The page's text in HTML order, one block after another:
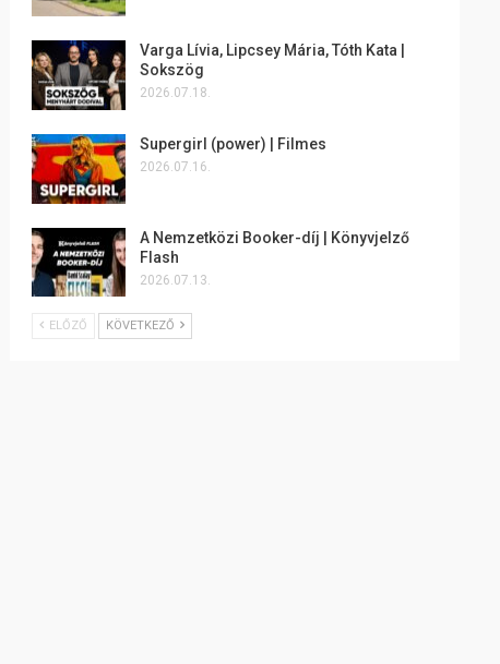
Varga Lívia, Lipcsey Mária, Tóth Kata |
Sokszög
2026.07.18.
Supergirl (power) | Filmes
2026.07.16.
A Nemzetközi Booker-díj | Könyvjelző
Flash
2026.07.13.
ELŐZŐ KÖVETKEZŐ